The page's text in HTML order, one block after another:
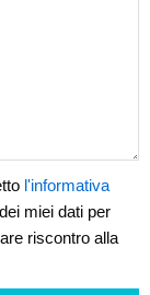
l'informativa
miei dati per
riscontro alla